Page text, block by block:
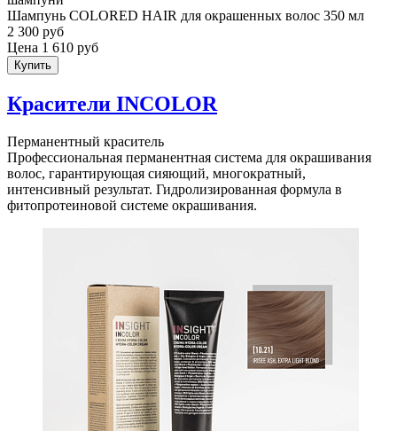
Шампунь COLORED HAIR для окрашенных волос 350 мл
2 300 руб
Цена 1 610 руб
Купить
Красители INCOLOR
Перманентный краситель
Профессиональная перманентная система для окрашивания
волос, гарантирующая сияющий, многократный,
интенсивный результат. Гидролизированная формула в
фитопротеиновой системе окрашивания.